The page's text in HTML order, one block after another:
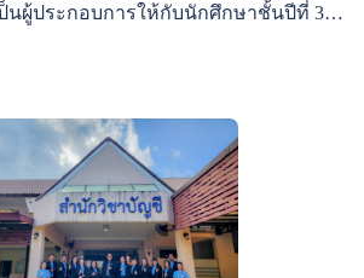
นผู้ประกอบการให้กับนักศึกษาชั้นปีที่ 3-4